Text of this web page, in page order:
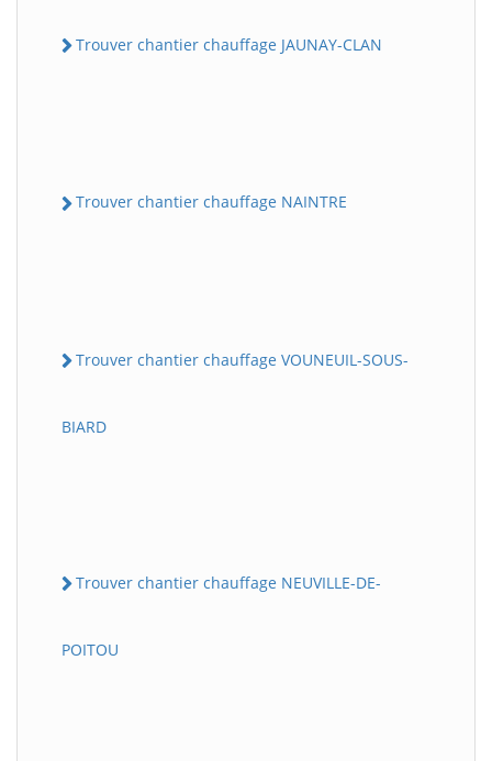
Trouver chantier chauffage JAUNAY-CLAN
Trouver chantier chauffage NAINTRE
Trouver chantier chauffage VOUNEUIL-SOUS-
BIARD
Trouver chantier chauffage NEUVILLE-DE-
POITOU